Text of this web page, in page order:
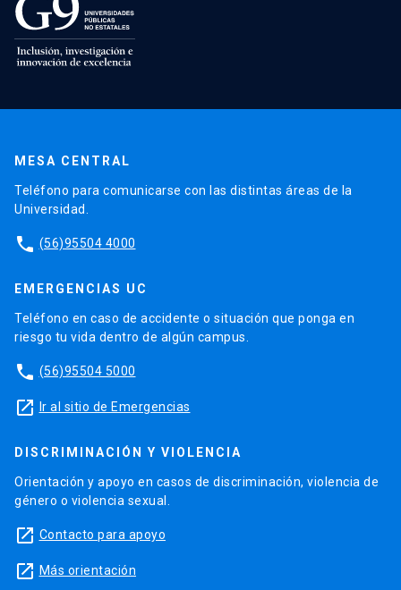
MESA CENTRAL
Teléfono para comunicarse con las distintas áreas de la
Universidad.
phone (56)95504 4000
EMERGENCIAS UC
Teléfono en caso de accidente o situación que ponga en
riesgo tu vida dentro de algún campus.
phone (56)95504 5000
launch Ir al sitio de Emergencias
DISCRIMINACIÓN Y VIOLENCIA
Orientación y apoyo en casos de discriminación, violencia de
género o violencia sexual.
launch Contacto para apoyo
launch Más orientación